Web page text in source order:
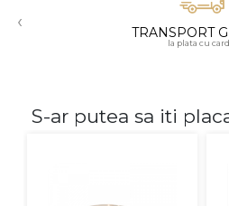
18K
‹ TRANSPORT
la plata cu
S-ar putea sa iti